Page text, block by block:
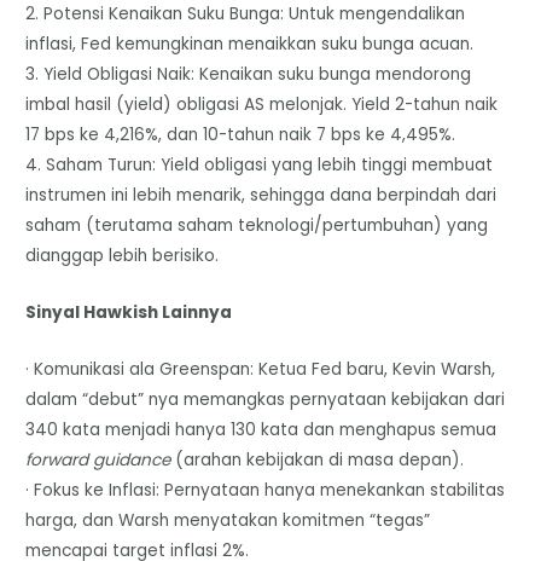
2. Potensi Kenaikan Suku Bunga: Untuk mengendalikan
inflasi, Fed kemungkinan menaikkan suku bunga acuan.
3. Yield Obligasi Naik: Kenaikan suku bunga mendorong
imbal hasil (yield) obligasi AS melonjak. Yield 2-tahun naik
17 bps ke 4,216%, dan 10-tahun naik 7 bps ke 4,495%.
4. Saham Turun: Yield obligasi yang lebih tinggi membuat
instrumen ini lebih menarik, sehingga dana berpindah dari
saham (terutama saham teknologi/pertumbuhan) yang
dianggap lebih berisiko.
Sinyal Hawkish Lainnya
· Komunikasi ala Greenspan: Ketua Fed baru, Kevin Warsh,
dalam “debut” nya memangkas pernyataan kebijakan dari
340 kata menjadi hanya 130 kata dan menghapus semua
forward guidance(arahan kebijakan di masa depan).
· Fokus ke Inflasi: Pernyataan hanya menekankan stabilitas
harga, dan Warsh menyatakan komitmen “tegas”
mencapai target inflasi 2%.